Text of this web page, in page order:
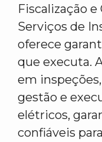
Fiscalização
Serviços de
oferece
que executa.
em
gestão e
elétricos,
confiáveis